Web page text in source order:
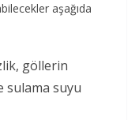
aşağıda
göllerin
sulama suyu